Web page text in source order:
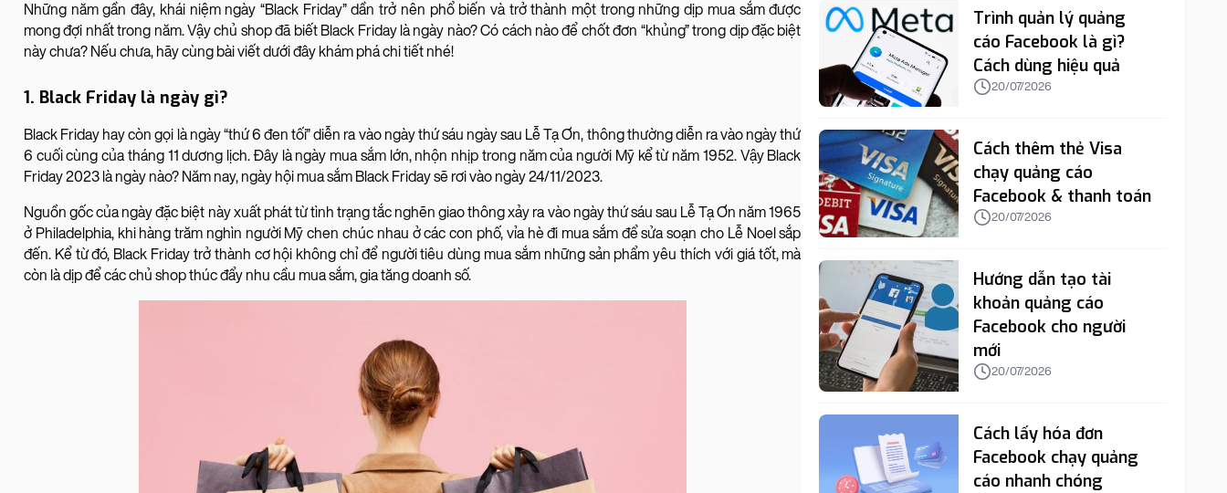
Những năm gần đây, khái niệm ngày “Black Friday” dần trở nên phổ biến và trở thành một trong những dịp mua sắm được
mong đợi nhất trong năm. Vậy chủ shop đã biết Black Friday là ngày nào? Có cách nào để chốt đơn “khủng” trong dịp đặc biệt
này chưa? Nếu chưa, hãy cùng bài viết dưới đây khám phá chi tiết nhé!
1. Black Friday là ngày gì?
Black Friday hay còn gọi là ngày “thứ 6 đen tối” diễn ra vào ngày thứ sáu ngày sau Lễ Tạ Ơn, thông thường diễn ra vào ngày thứ
6 cuối cùng của tháng 11 dương lịch. Đây là ngày mua sắm lớn, nhộn nhịp trong năm của người Mỹ kể từ năm 1952. Vậy Black
Friday 2023 là ngày nào? Năm nay, ngày hội mua sắm Black Friday sẽ rơi vào ngày 24/11/2023.
Nguồn gốc của ngày đặc biệt này xuất phát từ tình trạng tắc nghẽn giao thông xảy ra vào ngày thứ sáu sau Lễ Tạ Ơn năm 1965
ở Philadelphia, khi hàng trăm nghìn người Mỹ chen chúc nhau ở các con phố, vỉa hè đi mua sắm để sửa soạn cho Lễ Noel sắp
đến. Kể từ đó, Black Friday trở thành cơ hội không chỉ để người tiêu dùng mua sắm những sản phẩm yêu thích với giá tốt, mà
còn là dịp để các chủ shop thúc đẩy nhu cầu mua sắm, gia tăng doanh số.
Trình quản lý quảng
cáo Facebook là gì?
Cách dùng hiệu quả
20/07/2026
Cách thêm thẻ Visa
chạy quảng cáo
Facebook & thanh toán
20/07/2026
Hướng dẫn tạo tài
khoản quảng cáo
Facebook cho người
mới
20/07/2026
Cách lấy hóa đơn
Facebook chạy quảng
cáo nhanh chóng